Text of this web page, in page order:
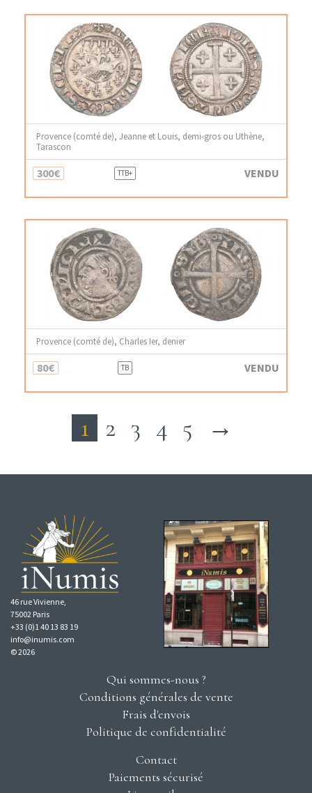
Provence (comté de), Jeanne et Louis, demi-gros ou Uthène,
Tarascon
300€ TTB+ VENDU
Provence (comté de), Charles Ier, denier
80€ TB VENDU
1 2 3 4 5 →
46 rue Vivienne,
75002 Paris
+33 (0)1 40 13 83 19
info@inumis.com
© 2026
Qui sommes-nous ?
Conditions générales de vente
Frais d'envois
Politique de confidentialité
Contact
Paiements sécurisé